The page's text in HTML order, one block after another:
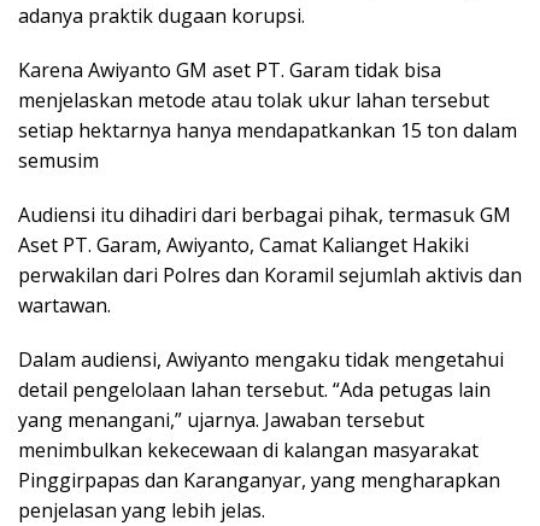
adanya praktik dugaan korupsi.
Karena Awiyanto GM aset PT. Garam tidak bisa
menjelaskan metode atau tolak ukur lahan tersebut
setiap hektarnya hanya mendapatkankan 15 ton dalam
semusim
Audiensi itu dihadiri dari berbagai pihak, termasuk GM
Aset PT. Garam, Awiyanto, Camat Kalianget Hakiki
perwakilan dari Polres dan Koramil sejumlah aktivis dan
wartawan.
Dalam audiensi, Awiyanto mengaku tidak mengetahui
detail pengelolaan lahan tersebut. “Ada petugas lain
yang menangani,” ujarnya. Jawaban tersebut
menimbulkan kekecewaan di kalangan masyarakat
Pinggirpapas dan Karanganyar, yang mengharapkan
penjelasan yang lebih jelas.